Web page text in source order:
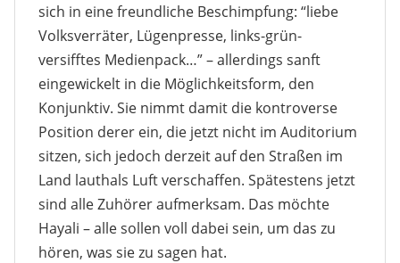
sich in eine freundliche Beschimpfung: “liebe
Volksverräter, Lügenpresse, links-grün-
versifftes Medienpack…” – allerdings sanft
eingewickelt in die Möglichkeitsform, den
Konjunktiv. Sie nimmt damit die kontroverse
Position derer ein, die jetzt nicht im Auditorium
sitzen, sich jedoch derzeit auf den Straßen im
Land lauthals Luft verschaffen. Spätestens jetzt
sind alle Zuhörer aufmerksam. Das möchte
Hayali – alle sollen voll dabei sein, um das zu
hören, was sie zu sagen hat.